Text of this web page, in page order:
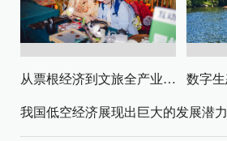
从票根经济到文旅全产业链升级
我国低空经济展现出巨大的发展潜力